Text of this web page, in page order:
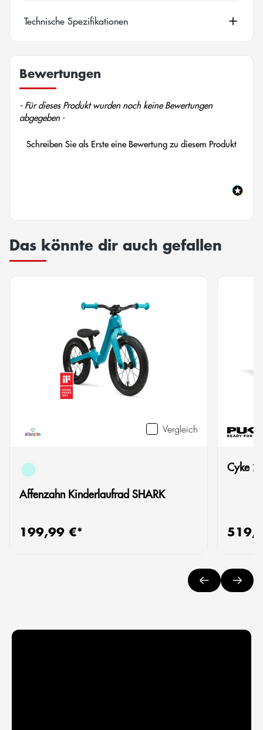
Technische Spezifikationen
Bewertungen
- Für dieses Produkt wurden noch keine Bewertungen
abgegeben -
Schreiben Sie als Erste eine Bewertung zu diesem Produkt
New content loaded
Das könnte dir auch gefallen
Vergleich
türkis
Affenzahn Kinderlaufrad SHARK
Regulärer Preis:
199,99 €*
Cyke